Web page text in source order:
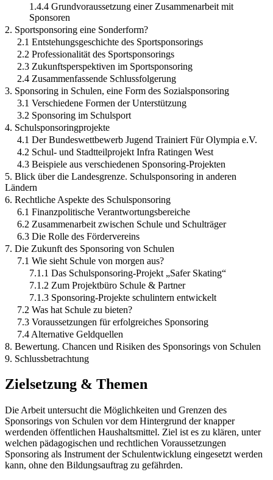
1.4.4 Grundvoraussetzung einer Zusammenarbeit mit
Sponsoren
2. Sportsponsoring eine Sonderform?
2.1 Entstehungsgeschichte des Sportsponsorings
2.2 Professionalität des Sportsponsorings
2.3 Zukunftsperspektiven im Sportsponsoring
2.4 Zusammenfassende Schlussfolgerung
3. Sponsoring in Schulen, eine Form des Sozialsponsoring
3.1 Verschiedene Formen der Unterstützung
3.2 Sponsoring im Schulsport
4. Schulsponsoringprojekte
4.1 Der Bundeswettbewerb Jugend Trainiert Für Olympia e.V.
4.2 Schul- und Stadtteilprojekt Infra Ratingen West
4.3 Beispiele aus verschiedenen Sponsoring-Projekten
5. Blick über die Landesgrenze. Schulsponsoring in anderen
Ländern
6. Rechtliche Aspekte des Schulsponsoring
6.1 Finanzpolitische Verantwortungsbereiche
6.2 Zusammenarbeit zwischen Schule und Schulträger
6.3 Die Rolle des Fördervereins
7. Die Zukunft des Sponsoring von Schulen
7.1 Wie sieht Schule von morgen aus?
7.1.1 Das Schulsponsoring-Projekt „Safer Skating“
7.1.2 Zum Projektbüro Schule & Partner
7.1.3 Sponsoring-Projekte schulintern entwickelt
7.2 Was hat Schule zu bieten?
7.3 Voraussetzungen für erfolgreiches Sponsoring
7.4 Alternative Geldquellen
8. Bewertung. Chancen und Risiken des Sponsorings von Schulen
9. Schlussbetrachtung
Zielsetzung & Themen
Die Arbeit untersucht die Möglichkeiten und Grenzen des
Sponsorings von Schulen vor dem Hintergrund der knapper
werdenden öffentlichen Haushaltsmittel. Ziel ist es zu klären, unter
welchen pädagogischen und rechtlichen Voraussetzungen
Sponsoring als Instrument der Schulentwicklung eingesetzt werden
kann, ohne den Bildungsauftrag zu gefährden.